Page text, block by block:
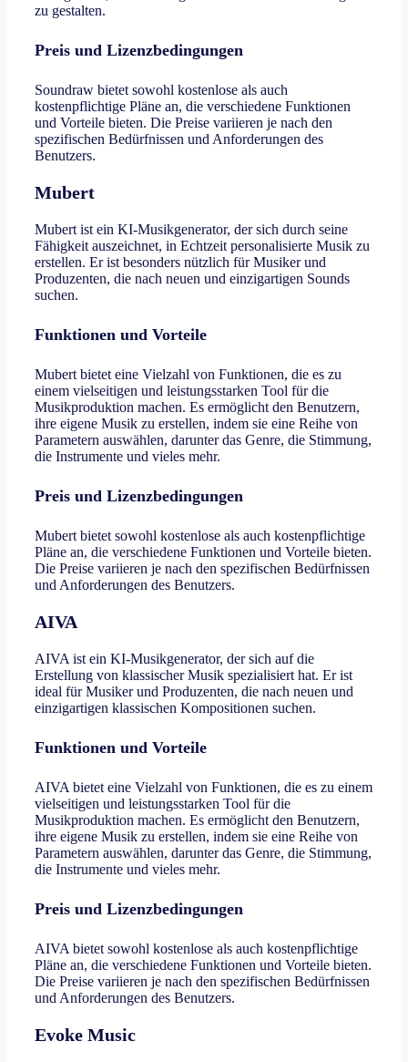
zu gestalten.
Preis und Lizenzbedingungen
Soundraw bietet sowohl kostenlose als auch
kostenpflichtige Pläne an, die verschiedene Funktionen
und Vorteile bieten. Die Preise variieren je nach den
spezifischen Bedürfnissen und Anforderungen des
Benutzers.
Mubert
Mubert ist ein KI-Musikgenerator, der sich durch seine
Fähigkeit auszeichnet, in Echtzeit personalisierte Musik zu
erstellen. Er ist besonders nützlich für Musiker und
Produzenten, die nach neuen und einzigartigen Sounds
suchen.
Funktionen und Vorteile
Mubert bietet eine Vielzahl von Funktionen, die es zu
einem vielseitigen und leistungsstarken Tool für die
Musikproduktion machen. Es ermöglicht den Benutzern,
ihre eigene Musik zu erstellen, indem sie eine Reihe von
Parametern auswählen, darunter das Genre, die Stimmung,
die Instrumente und vieles mehr.
Preis und Lizenzbedingungen
Mubert bietet sowohl kostenlose als auch kostenpflichtige
Pläne an, die verschiedene Funktionen und Vorteile bieten.
Die Preise variieren je nach den spezifischen Bedürfnissen
und Anforderungen des Benutzers.
AIVA
AIVA ist ein KI-Musikgenerator, der sich auf die
Erstellung von klassischer Musik spezialisiert hat. Er ist
ideal für Musiker und Produzenten, die nach neuen und
einzigartigen klassischen Kompositionen suchen.
Funktionen und Vorteile
AIVA bietet eine Vielzahl von Funktionen, die es zu einem
vielseitigen und leistungsstarken Tool für die
Musikproduktion machen. Es ermöglicht den Benutzern,
ihre eigene Musik zu erstellen, indem sie eine Reihe von
Parametern auswählen, darunter das Genre, die Stimmung,
die Instrumente und vieles mehr.
Preis und Lizenzbedingungen
AIVA bietet sowohl kostenlose als auch kostenpflichtige
Pläne an, die verschiedene Funktionen und Vorteile bieten.
Die Preise variieren je nach den spezifischen Bedürfnissen
und Anforderungen des Benutzers.
Evoke Music